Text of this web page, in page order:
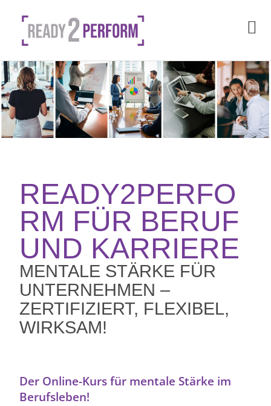
READY2PERFO
RM FÜR BERUF
UND KARRIERE
MENTALE STÄRKE FÜR
UNTERNEHMEN –
ZERTIFIZIERT, FLEXIBEL,
WIRKSAM!
Der Online-Kurs für mentale Stärke im
Berufsleben!